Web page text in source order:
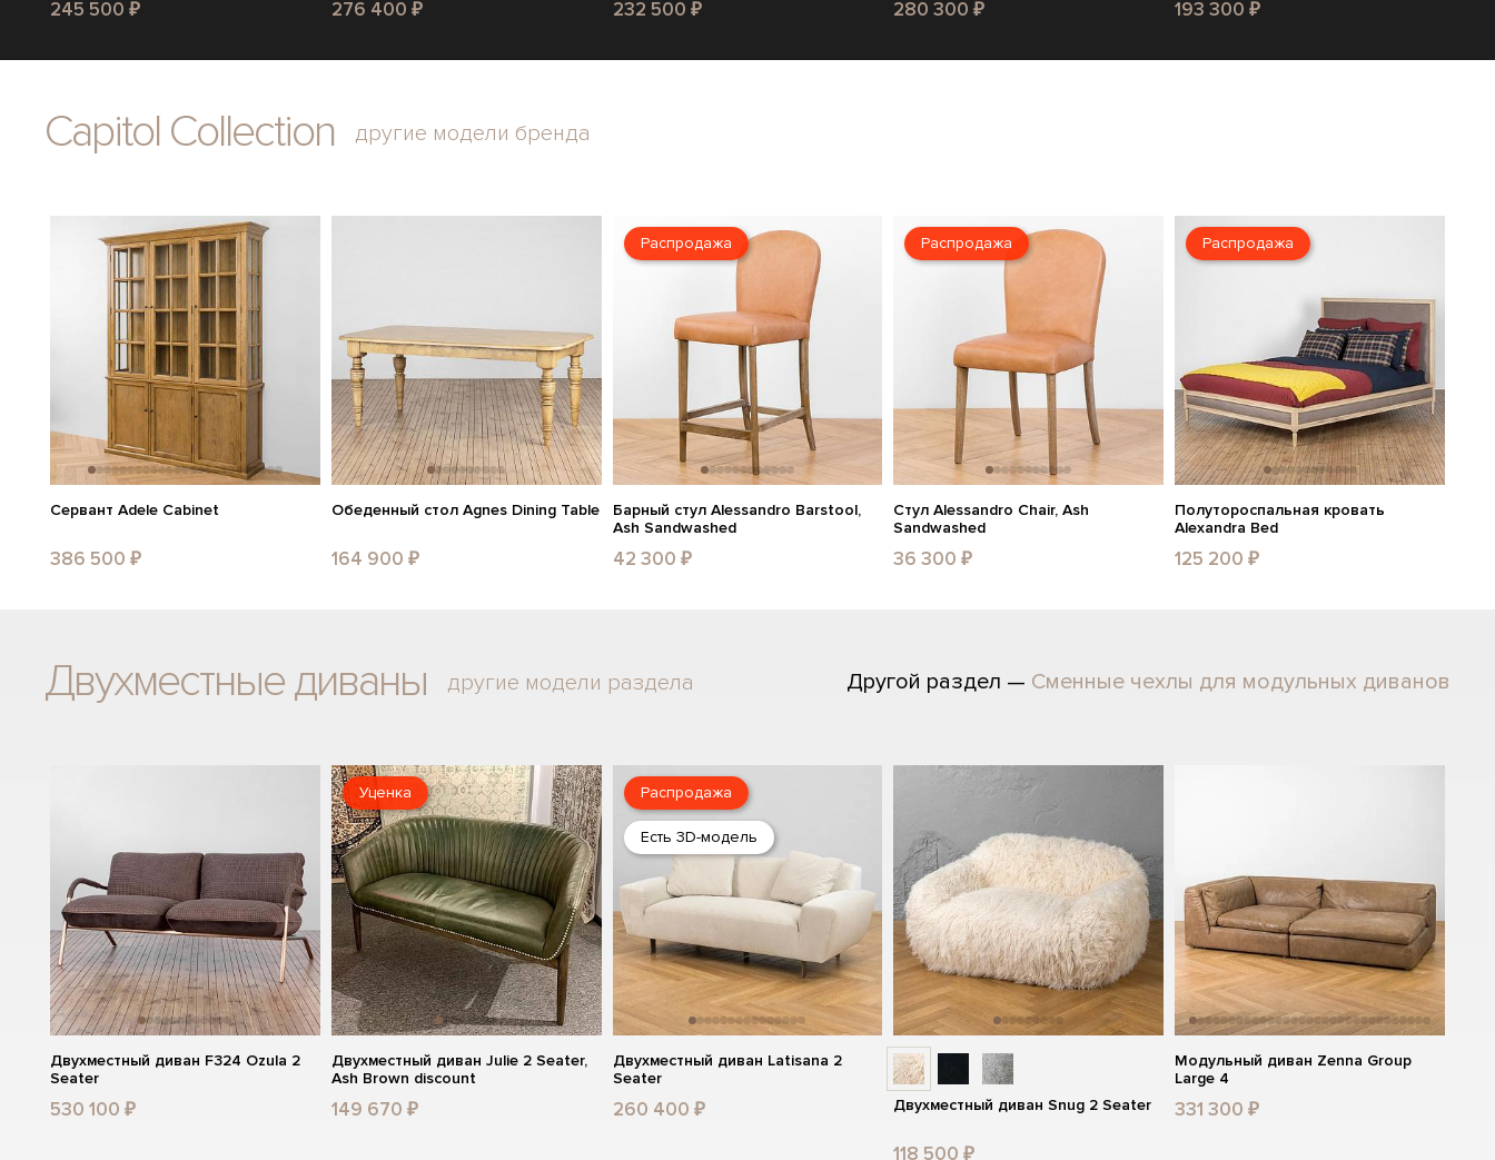
245 500 ₽ 276 400 ₽ 232 500 ₽ 280 300 ₽ 193 300 ₽
Capitol Collection другие модели бренда
Сервант Adele Cabinet
386 500 ₽
Обеденный стол Agnes Dining Table
164 900 ₽
Распродажа
Барный стул Alessandro Barstool,
Ash Sandwashed
42 300 ₽
Распродажа
Стул Alessandro Chair, Ash
Sandwashed
36 300 ₽
Распродажа
Полутороспальная кровать
Alexandra Bed
125 200 ₽
Двухместные диваны другие модели раздела Другой раздел — Сменные чехлы для модульных диванов
Двухместный диван F324 Ozula 2
Seater
530 100 ₽
Уценка
Двухместный диван Julie 2 Seater,
Ash Brown discount
149 670 ₽
Распродажа
Есть 3D-модель
Двухместный диван Latisana 2
Seater
260 400 ₽ Двухместный диван Snug 2 Seater
118 500 ₽
Модульный диван Zenna Group
Large 4
331 300 ₽